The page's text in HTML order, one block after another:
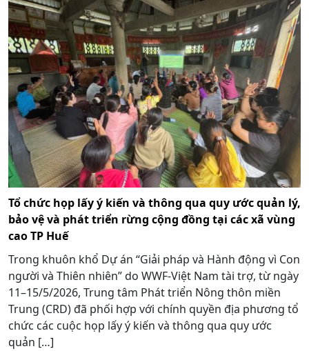
Tổ chức họp lấy ý kiến và thông qua quy ước quản lý,
bảo vệ và phát triển rừng cộng đồng tại các xã vùng
cao TP Huế
Trong khuôn khổ Dự án “Giải pháp và Hành động vì Con
người và Thiên nhiên” do WWF-Việt Nam tài trợ, từ ngày
11–15/5/2026, Trung tâm Phát triển Nông thôn miền
Trung (CRD) đã phối hợp với chính quyền địa phương tổ
chức các cuộc họp lấy ý kiến và thông qua quy ước
quản […]